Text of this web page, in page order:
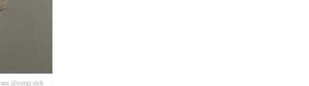
@corgi.rick